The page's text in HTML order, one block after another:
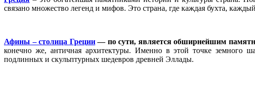
связано множество легенд и мифов. Это страна, где каждая бухта,
Афины – столица Греции— по сути, является обширнейшим
конечно же, античная архитектуры. Именно в этой точке земного
подлинных и скульптурных шедевров древней Эллады.